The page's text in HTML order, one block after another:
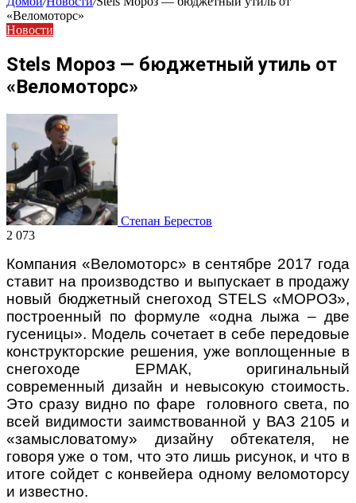
«Веломоторс»
Новости
Stels Мороз — бюджетный утиль от
«Веломоторс»
Степан Берестов
2 073
Компания «Веломоторс» в сентябре 2017 года
ставит на производство и выпускает в продажу
новый бюджетный снегоход STELS «МОРОЗ»,
построенный по формуле «одна лыжа – две
гусеницы». Модель сочетает в себе передовые
конструкторские решения, уже воплощенные в
снегоходе ЕРМАК, оригинальный
современный дизайн и невысокую стоимость.
Это сразу видно по фаре головного света, по
всей видимости заимствованной у ВАЗ 2105 и
«замысловатому» дизайну обтекателя, не
говоря уже о том, что это лишь рисунок, и что в
итоге сойдет с конвейера одному веломоторсу
и известно.